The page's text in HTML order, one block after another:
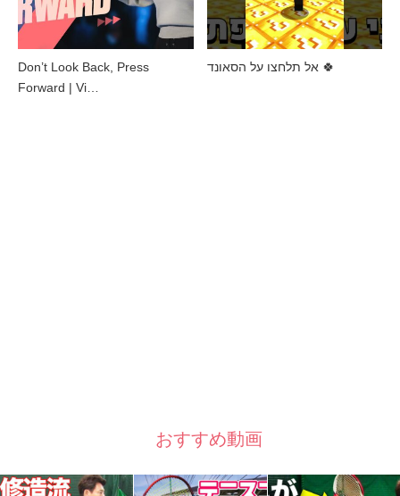
Don’t Look Back, Press
Forward | Vi…
אל תלחצו על הסאונד 🍀
おすすめ動画